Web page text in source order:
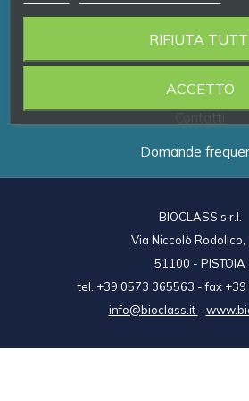
Prodotti
Brand
Domande
RIFIUTA
ACCETTO
BIOCLASS s.r.l.
Via Niccolò Rodolico,
51100 - PISTOIA
tel. +39 0573 365563 - fax
info@bioclass.it -